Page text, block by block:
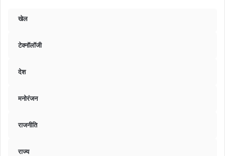
खेल
टेक्नॉलॉजी
देश
मनोरंजन
राजनीति
राज्य